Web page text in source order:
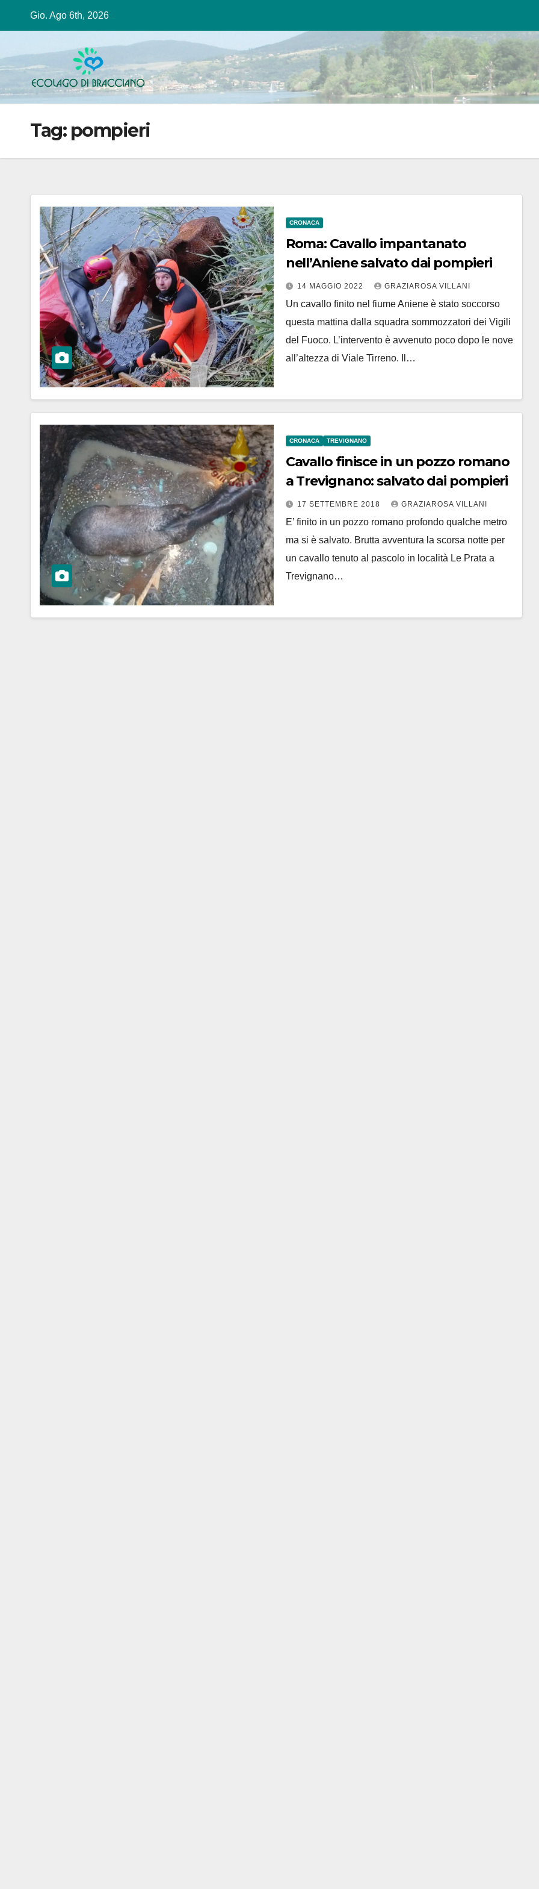
Gio. Ago 6th, 2026
Tag: pompieri
CRONACA
Roma: Cavallo impantanato
nell’Aniene salvato dai pompieri
14 MAGGIO 2022 GRAZIAROSA VILLANI
Un cavallo finito nel fiume Aniene è stato soccorso
questa mattina dalla squadra sommozzatori dei Vigili
del Fuoco. L’intervento è avvenuto poco dopo le nove
all’altezza di Viale Tirreno. Il…
CRONACA TREVIGNANO
Cavallo finisce in un pozzo romano
a Trevignano: salvato dai pompieri
17 SETTEMBRE 2018 GRAZIAROSA VILLANI
E’ finito in un pozzo romano profondo qualche metro
ma si è salvato. Brutta avventura la scorsa notte per
un cavallo tenuto al pascolo in località Le Prata a
Trevignano…